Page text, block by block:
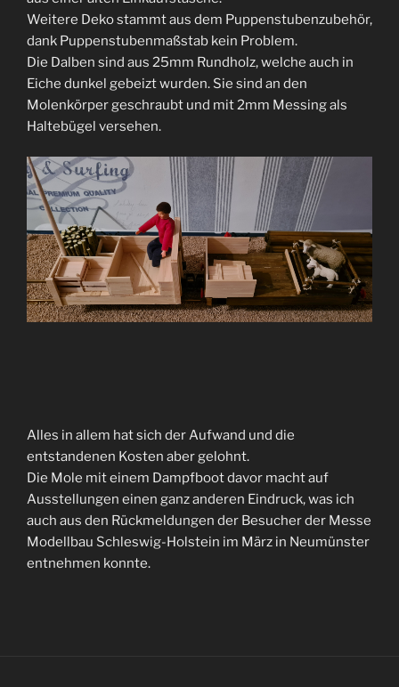
Weitere Deko stammt aus dem Puppenstubenzubehör,
dank Puppenstubenmaßstab kein Problem.
Die Dalben sind aus 25mm Rundholz, welche auch in
Eiche dunkel gebeizt wurden. Sie sind an den
Molenkörper geschraubt und mit 2mm Messing als
Haltebügel versehen.
Alles in allem hat sich der Aufwand und die
entstandenen Kosten aber gelohnt.
Die Mole mit einem Dampfboot davor macht auf
Ausstellungen einen ganz anderen Eindruck, was ich
auch aus den Rückmeldungen der Besucher der Messe
Modellbau Schleswig-Holstein im März in Neumünster
entnehmen konnte.